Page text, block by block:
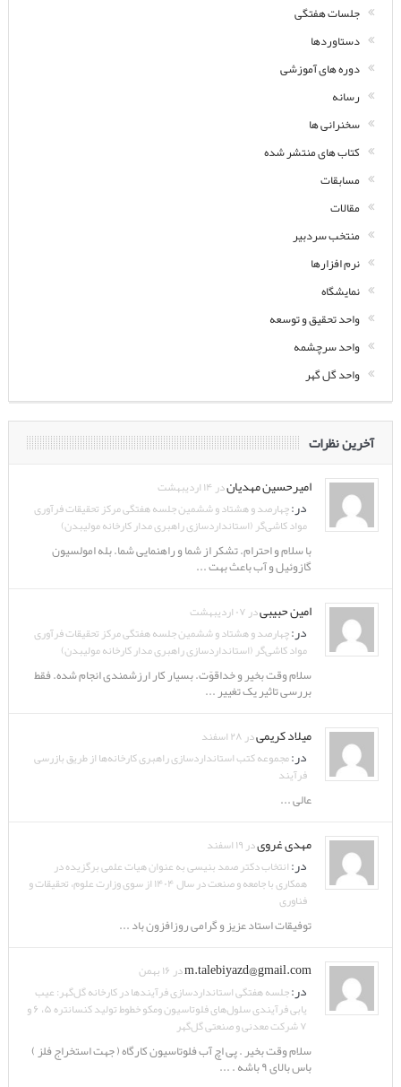
جلسات هفتگی
دستاوردها
دوره های آموزشی
رسانه
سخنرانی ها
کتاب های منتشر شده
مسابقات
مقالات
منتخب سردبیر
نرم افزارها
نمایشگاه
واحد تحقیق و توسعه
واحد سرچشمه
واحد گل گهر
آخرین نظرات
امیرحسین مهدیاندر ۱۴ اردیبهشت
در:چهارصد و هشتاد و ششمین جلسه هفتگی مرکز تحقیقات فرآوری
مواد کاشی‌گر (استانداردسازی راهبری مدار کارخانه مولیبدن)
با سلام و احترام. تشکر از شما و راهنمایی شما. بله امولسیون
گازوئیل و آب باعث بهت ...
امین حبیبیدر ۰۷ اردیبهشت
در:چهارصد و هشتاد و ششمین جلسه هفتگی مرکز تحقیقات فرآوری
مواد کاشی‌گر (استانداردسازی راهبری مدار کارخانه مولیبدن)
سلام وقت بخیر و خداقوّت. بسیار کار ارزشمندی انجام شده. فقط
بررسی تاثیر یک تغییر ...
میلاد کریمیدر ۲۸ اسفند
در:مجموعه کتب استانداردسازی راهبری کارخانه‌ها از طریق بازرسی
فرآیند
عالی ...
مهدی غرویدر ۱۹ اسفند
در:انتخاب دکتر صمد بنیسی به عنوان هیات علمی برگزیده در
همکاری با جامعه و صنعت در سال ۱۴۰۴ از سوی وزارت علوم، تحقیقات و
فناوری
توفیقات استاد عزیز و گرامی روزافزون باد ...
m.talebiyazd@gmail.comدر ۱۶ بهمن
در:جلسه هفتگی استانداردسازی فرآیندها در کارخانه گل‌گهر: عیب
یابی فرآیندی سلول‌های فلوتاسیون ومکو خطوط تولید کنسانتره ۵، ۶ و
۷ شرکت معدنی و صنعتی گل‌گهر
سلام وقت بخیر . پی اچ آب فلوتاسیون کارگاه ( جهت استخراج فلز )
باس بالای ۹ باشه . ...